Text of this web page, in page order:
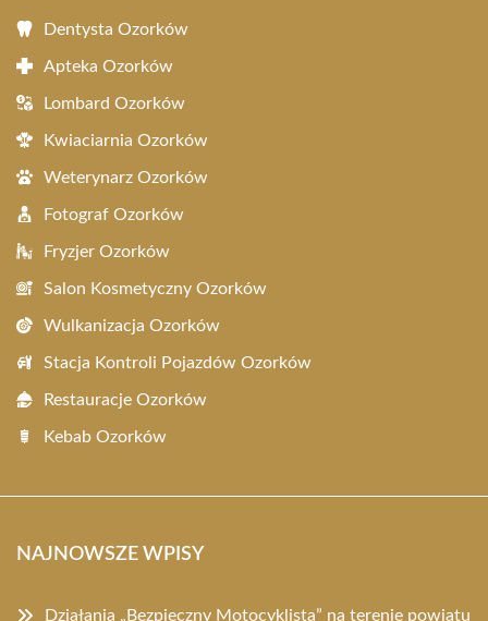
Dentysta Ozorków
Apteka Ozorków
Lombard Ozorków
Kwiaciarnia Ozorków
Weterynarz Ozorków
Fotograf Ozorków
Fryzjer Ozorków
Salon Kosmetyczny Ozorków
Wulkanizacja Ozorków
Stacja Kontroli Pojazdów Ozorków
Restauracje Ozorków
Kebab Ozorków
NAJNOWSZE WPISY
Działania „Bezpieczny Motocyklista” na terenie powiatu